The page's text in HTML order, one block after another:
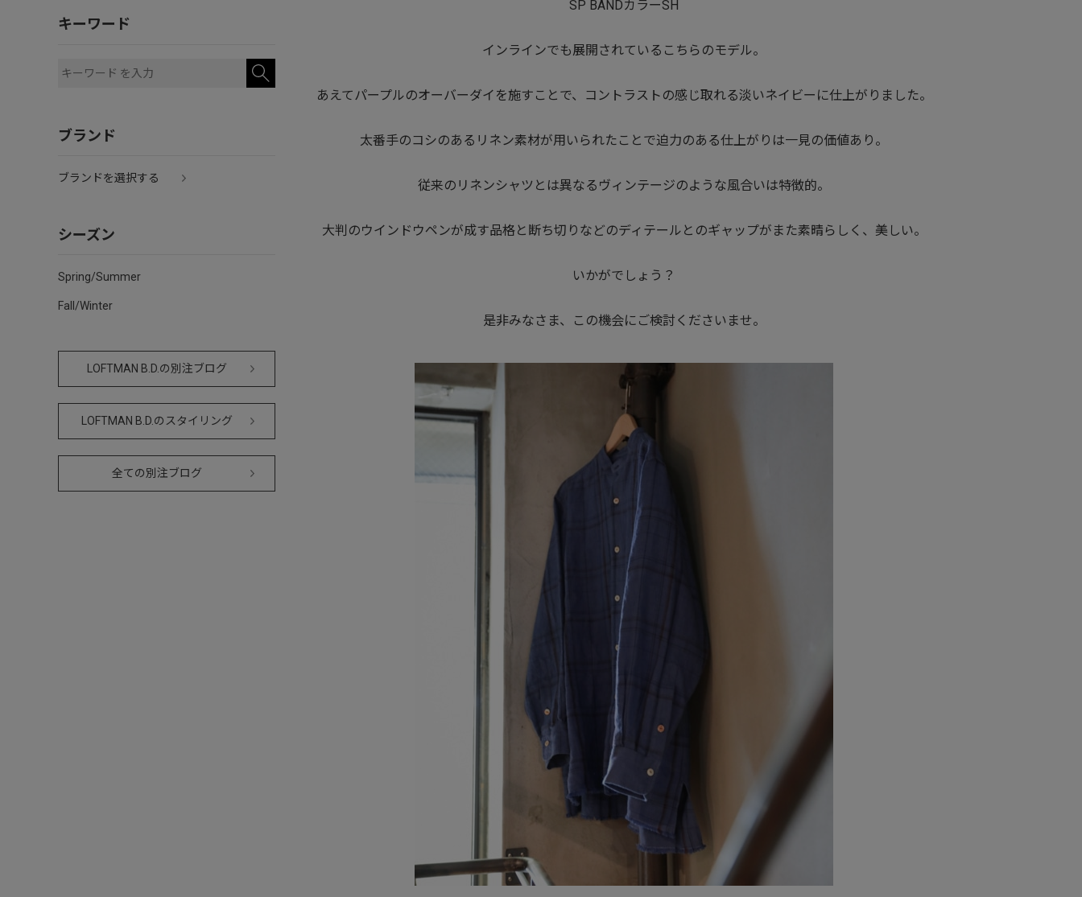
キーワード
ブランド
ブランドを選択する
シーズン
Spring/Summer
Fall/Winter
LOFTMAN B.D.の別注ブログ
LOFTMAN B.D.のスタイリング
全ての別注ブログ
SP BANDカラーSH
インラインでも展開されているこちらのモデル。
あえてパープルのオーバーダイを施すことで、コントラストの感じ取れる淡いネイビーに仕上がりました。
太番手のコシのあるリネン素材が用いられたことで迫力のある仕上がりは一見の価値あり。
従来のリネンシャツとは異なるヴィンテージのような風合いは特徴的。
大判のウインドウペンが成す品格と断ち切りなどのディテールとのギャップがまた素晴らしく、美しい。
いかがでしょう？
是非みなさま、この機会にご検討くださいませ。